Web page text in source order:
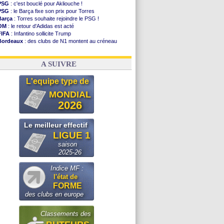
: c'est bouclé pour Akliouche !
: le Barça fixe son prix pour Torres
: Torres souhaite rejoindre le PSG !
: le retour d'Adidas est acté
: Infantino sollicite Trump
: des clubs de N1 montent au créneau
: le démenti de Leipzig pour Diomandé
A SUIVRE
L'equipe type de
MONDIAL
2026
Le meilleur effectif
LIGUE 1
saison
2025-26
Indice MF :
l'état de
FORME
des clubs en europe
Classements des